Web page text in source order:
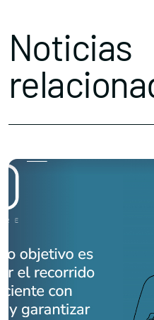
Noticias